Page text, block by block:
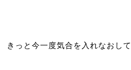
きっと今一度気合を入れなおして